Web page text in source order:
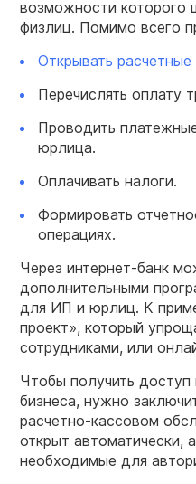
возможности которого
физлиц. Помимо всего
Открывать
Перечислять оплату
Проводить
юрлица.
Оплачивать налоги.
Формировать
операциях.
Через интернет-банк
дополнительными
для ИП и юрлиц. К
проект», который
сотрудниками, или
Чтобы получить доступ
бизнеса, нужно
расчетно-кассовом
открыт автоматически,
необходимые для